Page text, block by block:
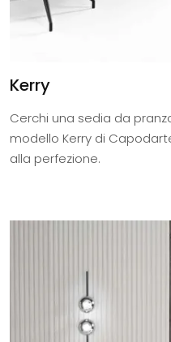
Kerry
Cerchi una sedia da
modello Kerry di
alla perfezione.